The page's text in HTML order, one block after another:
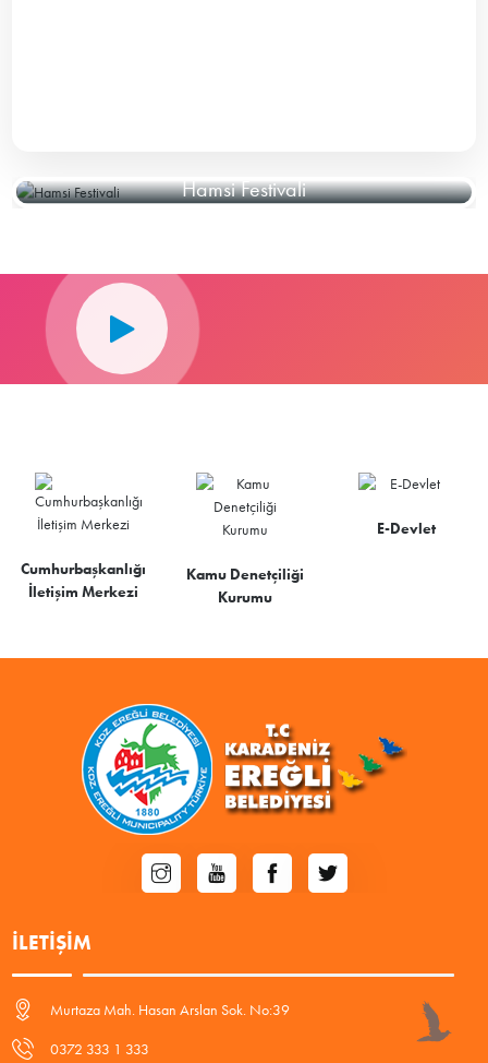
Hamsi Festivali
Cumhurbaşkanlığı
İletişim Merkezi
Kamu Denetçiliği
Kurumu
E-Devlet
İLETIŞIM
Murtaza Mah. Hasan Arslan Sok. No:39
0372 333 1 333